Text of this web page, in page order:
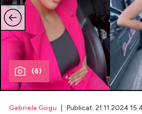
Horoscop
Lifestyle
Celebrități
(6)
Gabriela Gogu | Publicat: 21.11.2024